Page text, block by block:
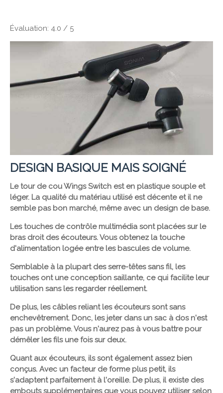
Évaluation: 4.0 / 5
DESIGN BASIQUE MAIS SOIGNÉ
Le tour de cou Wings Switch est en plastique souple et
léger. La qualité du matériau utilisé est décente et il ne
semble pas bon marché, même avec un design de base.
Les touches de contrôle multimédia sont placées sur le
bras droit des écouteurs. Vous obtenez la touche
d'alimentation logée entre les bascules de volume.
Semblable à la plupart des serre-têtes sans fil, les
touches ont une conception saillante, ce qui facilite leur
utilisation sans les regarder réellement.
De plus, les câbles reliant les écouteurs sont sans
enchevêtrement. Donc, les jeter dans un sac à dos n'est
pas un problème. Vous n'aurez pas à vous battre pour
démêler les fils une fois sur deux.
Quant aux écouteurs, ils sont également assez bien
conçus. Avec un facteur de forme plus petit, ils
s'adaptent parfaitement à l'oreille. De plus, il existe des
embouts supplémentaires que vous pouvez utiliser selon